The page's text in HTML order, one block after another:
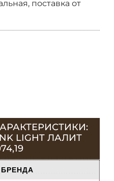
поставка от
LIGHT ЛАЛИТ